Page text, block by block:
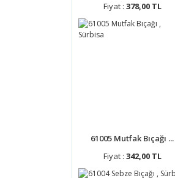
Fiyat : 378,00 TL
61005 Mutfak Bıçağı ...
Fiyat : 342,00 TL